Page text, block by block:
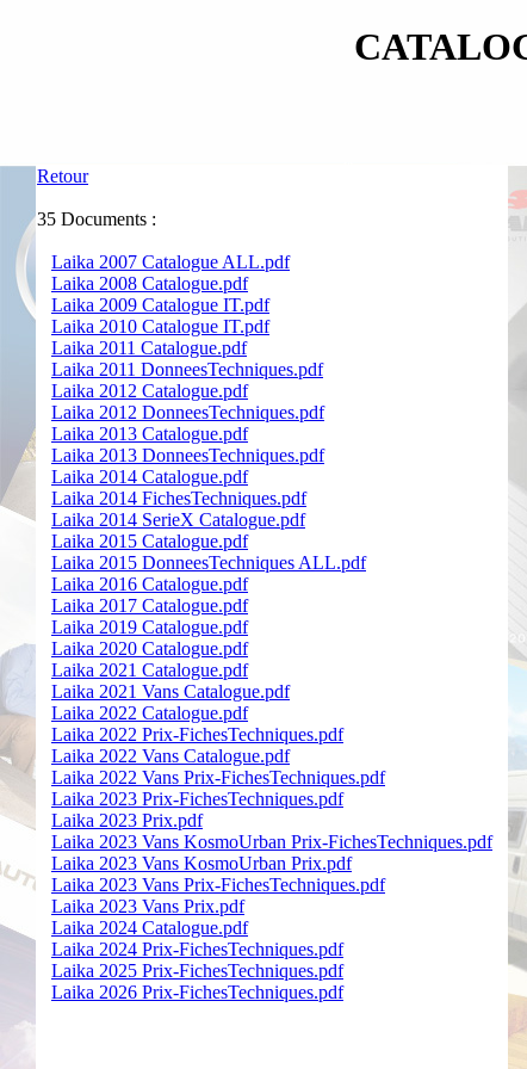
Retour
35 Documents :
Laika 2007 Catalogue ALL.pdf
Laika 2008 Catalogue.pdf
Laika 2009 Catalogue IT.pdf
Laika 2010 Catalogue IT.pdf
Laika 2011 Catalogue.pdf
Laika 2011 DonneesTechniques.pdf
Laika 2012 Catalogue.pdf
Laika 2012 DonneesTechniques.pdf
Laika 2013 Catalogue.pdf
Laika 2013 DonneesTechniques.pdf
Laika 2014 Catalogue.pdf
Laika 2014 FichesTechniques.pdf
Laika 2014 SerieX Catalogue.pdf
Laika 2015 Catalogue.pdf
Laika 2015 DonneesTechniques ALL.pdf
Laika 2016 Catalogue.pdf
Laika 2017 Catalogue.pdf
Laika 2019 Catalogue.pdf
Laika 2020 Catalogue.pdf
Laika 2021 Catalogue.pdf
Laika 2021 Vans Catalogue.pdf
Laika 2022 Catalogue.pdf
Laika 2022 Prix-FichesTechniques.pdf
Laika 2022 Vans Catalogue.pdf
Laika 2022 Vans Prix-FichesTechniques.pdf
Laika 2023 Prix-FichesTechniques.pdf
Laika 2023 Prix.pdf
Laika 2023 Vans KosmoUrban Prix-FichesTechniques.pdf
Laika 2023 Vans KosmoUrban Prix.pdf
Laika 2023 Vans Prix-FichesTechniques.pdf
Laika 2023 Vans Prix.pdf
Laika 2024 Catalogue.pdf
Laika 2024 Prix-FichesTechniques.pdf
Laika 2025 Prix-FichesTechniques.pdf
Laika 2026 Prix-FichesTechniques.pdf